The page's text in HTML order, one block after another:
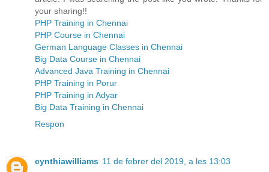
your sharing!!
PHP Training in Chennai
PHP Course in Chennai
German Language Classes in Chennai
Big Data Course in Chennai
Advanced Java Training in Chennai
PHP Training in Porur
PHP Training in Adyar
Big Data Training in Chennai
Respon
cynthiawilliams 11 de febrer del 2019, a les 13:03